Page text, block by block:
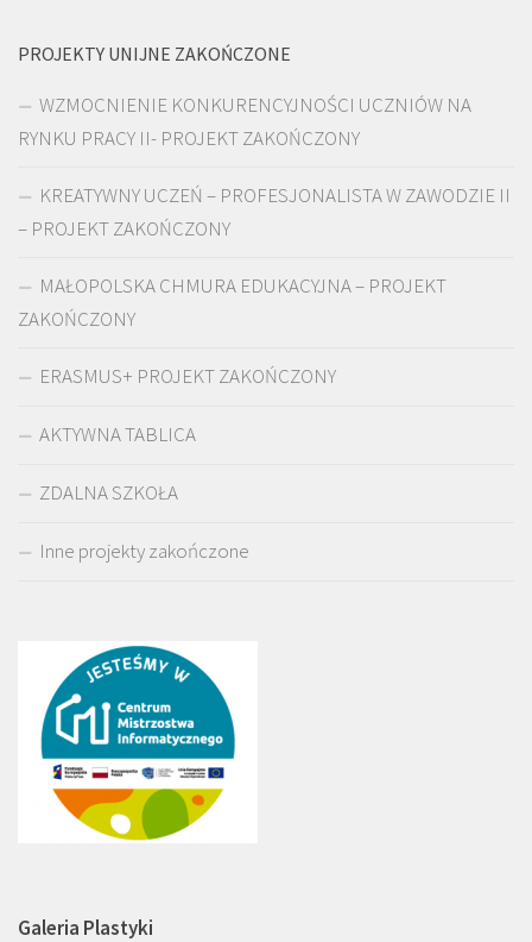
PROJEKTY UNIJNE ZAKOŃCZONE
WZMOCNIENIE KONKURENCYJNOŚCI UCZNIÓW NA
RYNKU PRACY II- PROJEKT ZAKOŃCZONY
KREATYWNY UCZEŃ – PROFESJONALISTA W ZAWODZIE II
– PROJEKT ZAKOŃCZONY
MAŁOPOLSKA CHMURA EDUKACYJNA – PROJEKT
ZAKOŃCZONY
ERASMUS+ PROJEKT ZAKOŃCZONY
AKTYWNA TABLICA
ZDALNA SZKOŁA
Inne projekty zakończone
Galeria Plastyki